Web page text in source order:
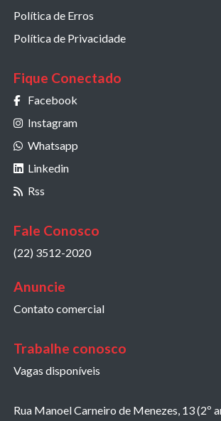
Política de Erros
Política de Privacidade
Fique Conectado
Facebook
Instagram
Whatsapp
Linkedin
Rss
Fale Conosco
(22) 3512-2020
Anuncie
Contato comercial
Trabalhe conosco
Vagas disponíveis
Rua Manoel Carneiro de Menezes, 13 (2º